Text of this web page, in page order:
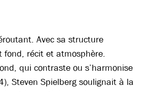
Avec sa structure
fond, récit et atmosphère.
qui contraste ou s’harmonise
Steven Spielberg soulignait à la